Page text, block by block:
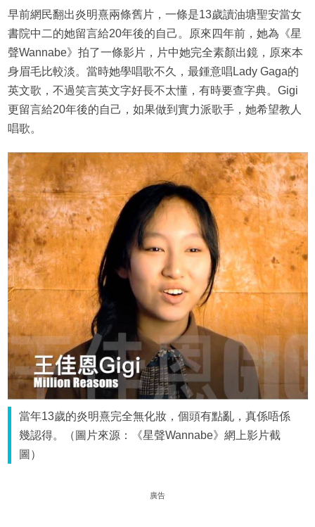
早前網民翻出炎明熹兩條舊片，一條是13歲讀油塘聖安當女
書院中二的她留言給20年後的自己。原來四年前，她為《星
聲Wannabe》拍了一條影片，片中她完全素顏出鏡，原來本
身眉毛比較淡。當時她學唱歌不久，最鍾意唱Lady Gaga的
英文歌，不過笑言英文字好長不太懂，有時要查字典。Gigi
更留言給20年後的自己，如果做到實力派歌手，她希望教人
唱歌。
當年13歲的炎明熹完全無化妝，個頭有點亂，真係唔係
幾認得。（圖片來源：《星聲Wannabe》網上影片截
圖）
廣告